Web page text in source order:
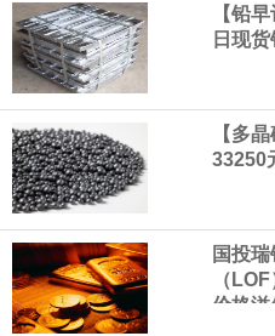
谷歌规划的印度数据中心
在地上方的山坡已经被开
环保人士的反对声浪持续
美元的项目制造重重阻碍
欧股开盘涨跌不一，德国
0.08%，法国CAC40指数
【铅
日现
【多
33250
国投
（
价格